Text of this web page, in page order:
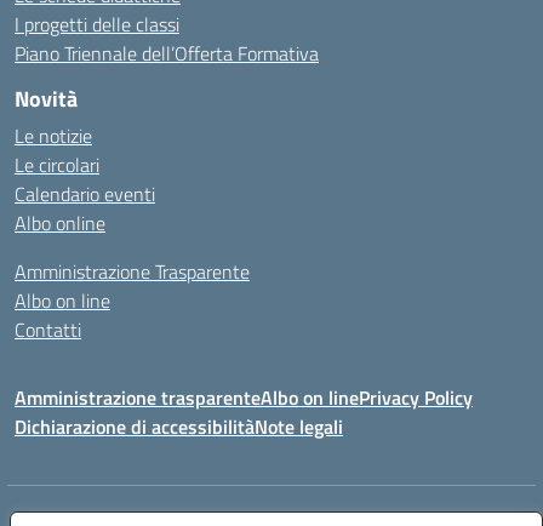
I progetti delle classi
Piano Triennale dell’Offerta Formativa
Novità
Le notizie
Le circolari
Calendario eventi
Albo online
Amministrazione Trasparente
Albo on line
Contatti
Amministrazione trasparenteAlbo on linePrivacy Policy
Dichiarazione di accessibilitàNote legali